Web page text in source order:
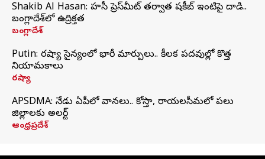
Shakib Al Hasan: హసీనా ప్రెస్‌మీట్‌ తర్వాత షకీబ్‌ ఇంటిపై దాడి..
బంగ్లాదేశ్‌లో ఉద్రిక్తత
బంగ్లాదేశ్
Putin: రష్యా సైన్యంలో భారీ మార్పులు.. కీలక పదవుల్లో కొత్త
నియామకాలు
రష్యా
APSDMA: నేడు ఏపీలో వానలు.. కోస్తా, రాయలసీమలో పలు
జిల్లాలకు అలర్ట్
ఆంధ్రప్రదేశ్